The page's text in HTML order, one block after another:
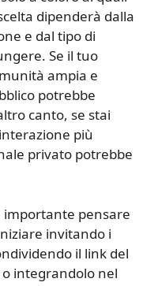
dipenderà dalla
e dal tipo di
Se il tuo
ampia e
potrebbe
canto, se stai
più
privato potrebbe
importante pensare
invitando i
il link del
integrandolo nel